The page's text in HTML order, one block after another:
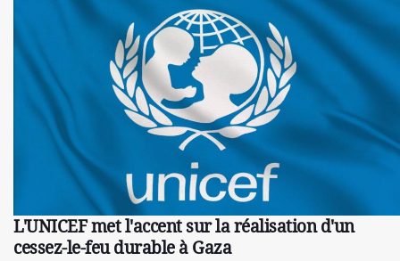
L'UNICEF met l'accent sur la réalisation d'un
cessez-le-feu durable à Gaza